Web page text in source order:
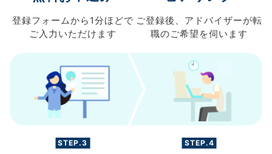
登録フォームから 1分ほどで
ご入力 いただけます
ご登録後、 アドバイザーが転
職のご希望を伺います
STEP.3 STEP.4